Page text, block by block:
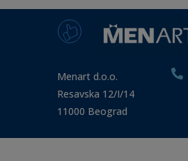
Menart d.o.o.
Resavska 12/I/14
11000 Beograd